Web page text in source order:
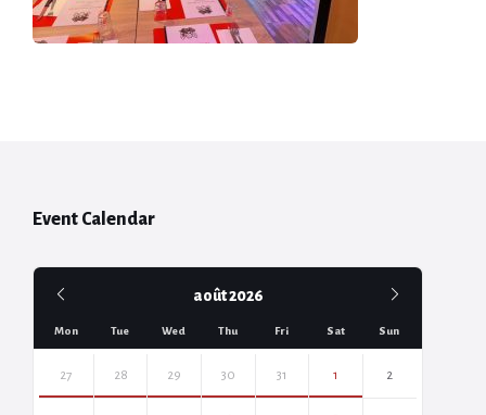
Event Calendar
août2026
Month
Mon Tue Wed Thu Fri Sat Sun
calendar
days
27 28 29 30 31 1 2